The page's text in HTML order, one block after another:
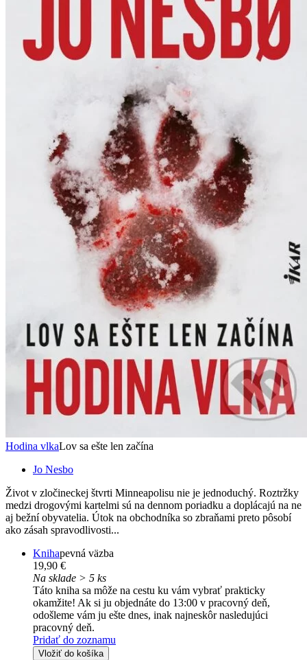
Hodina vlkaLov sa ešte len začína
Jo Nesbo
Život v zločineckej štvrti Minneapolisu nie je jednoduchý. Roztržky
medzi drogovými kartelmi sú na dennom poriadku a doplácajú na ne
aj bežní obyvatelia. Útok na obchodníka so zbraňami preto pôsobí
ako zásah spravodlivosti...
Knihapevná väzba
19,90 €
Na sklade > 5 ks
Táto kniha sa môže na cestu ku vám vybrať prakticky
okamžite! Ak si ju objednáte do 13:00 v pracovný deň,
odošleme vám ju ešte dnes, inak najneskôr nasledujúci
pracovný deň.
Pridať do zoznamu
Vložiť do košíka